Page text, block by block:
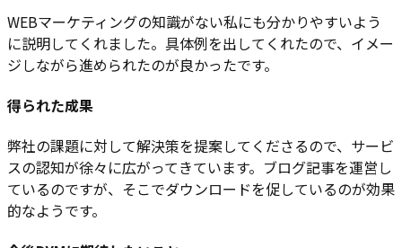
WEBマーケティングの知識がない私にも分かりやすいよう
に説明してくれました。具体例を出してくれたので、イメー
ジしながら進められたのが良かったです。
得られた成果
弊社の課題に対して解決策を提案してくださるので、サービ
スの認知が徐々に広がってきています。ブログ記事を運営し
ているのですが、そこでダウンロードを促しているのが効果
的なようです。